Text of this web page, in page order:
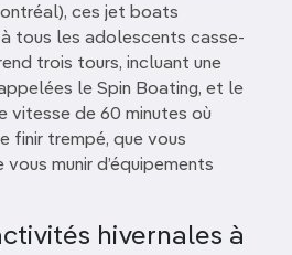
ces jet boats
tous les adolescents casse-
trois tours, incluant une
le Spin Boating, et le
vitesse de 60 minutes où
finir trempé, que vous
munir d’équipements
hivernales à